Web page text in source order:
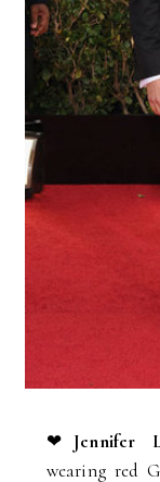
❤ Jennifer
wearing red